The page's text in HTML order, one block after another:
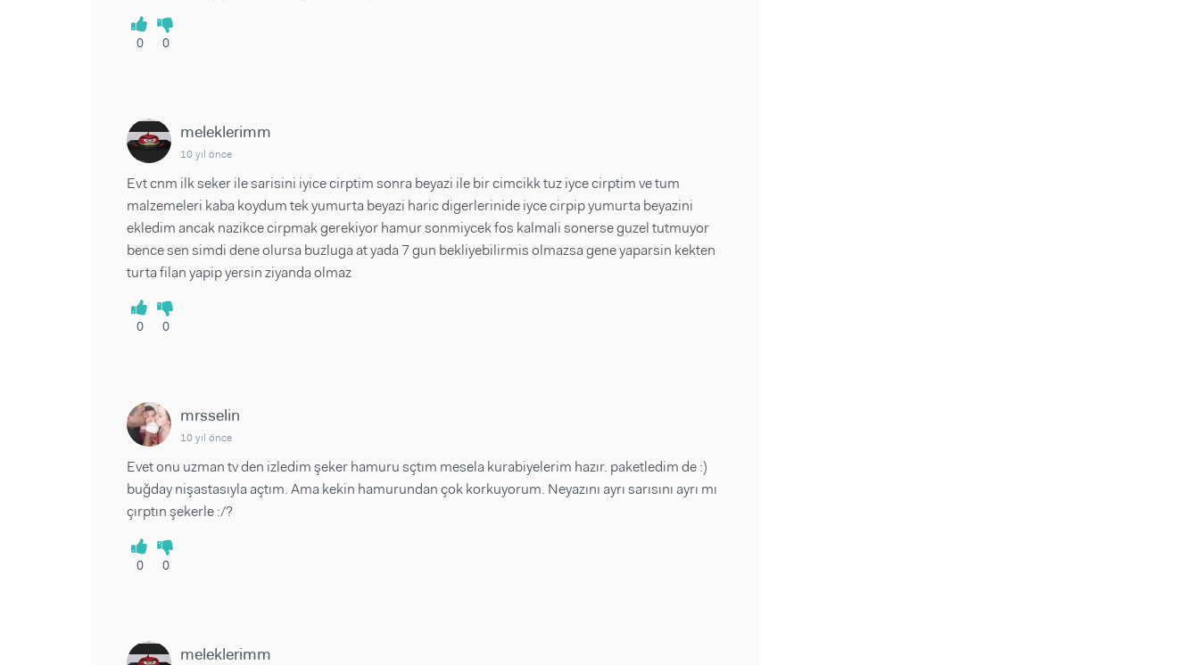
0 0
meleklerimm
10 yıl önce
Evt cnm ilk seker ile sarisini iyice cirptim sonra beyazi ile bir cimcikk tuz iyce cirptim ve tum
malzemeleri kaba koydum tek yumurta beyazi haric digerlerinide iyce cirpip yumurta beyazini
ekledim ancak nazikce cirpmak gerekiyor hamur sonmiycek fos kalmali sonerse guzel tutmuyor
bence sen simdi dene olursa buzluga at yada 7 gun bekliyebilirmis olmazsa gene yaparsin kekten
turta filan yapip yersin ziyanda olmaz
0 0
mrsselin
10 yıl önce
Evet onu uzman tv den izledim şeker hamuru sçtım mesela kurabiyelerim hazır. paketledim de :)
buğday nişastasıyla açtım. Ama kekin hamurundan çok korkuyorum. Neyazını ayrı sarısını ayrı mı
çırptın şekerle :/?
0 0
meleklerimm